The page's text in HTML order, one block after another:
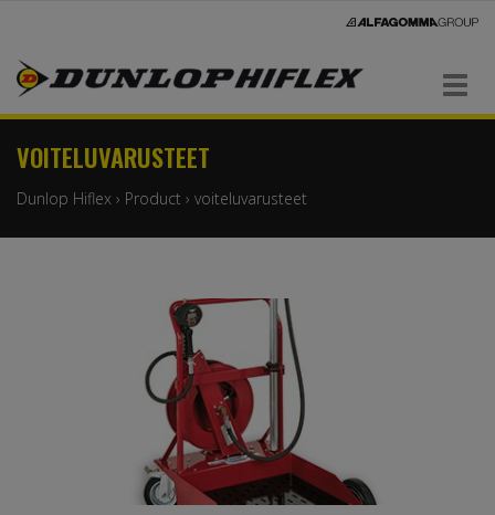
Navigaatio
VOITELUVARUSTEET
Dunlop Hiflex › Product › voiteluvarusteet